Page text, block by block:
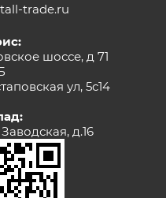
trade.ru
шоссе, д 71
ул, 5с14
д.16